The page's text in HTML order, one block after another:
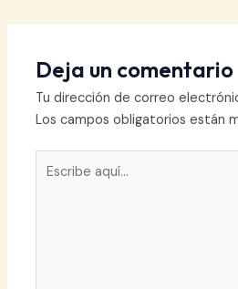
entradas
Deja un comentario
Tu dirección de correo
Los campos obligatorios están